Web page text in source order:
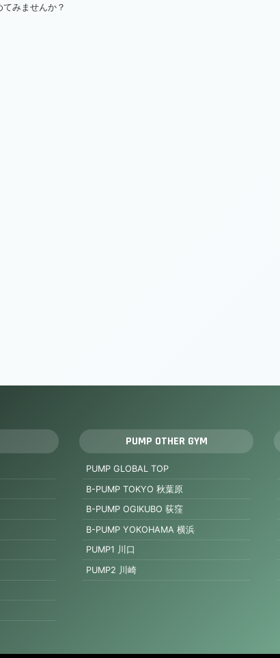
みませんか？
PUMP OTHER GYM
PUMP GLOBAL TOP
B-PUMP TOKYO 秋葉原
B-PUMP OGIKUBO 荻窪
B-PUMP YOKOHAMA 横浜
PUMP1 川口
PUMP2 川崎